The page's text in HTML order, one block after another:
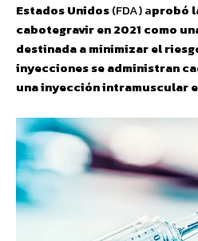
Estados Unidos(FDA) aprobó
cabotegravir en 2021 como
destinada a minimizar el
inyecciones se administran
una inyección intramuscular